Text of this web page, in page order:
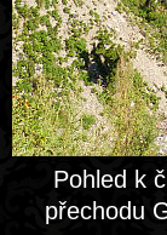
Pohled k
přechodu